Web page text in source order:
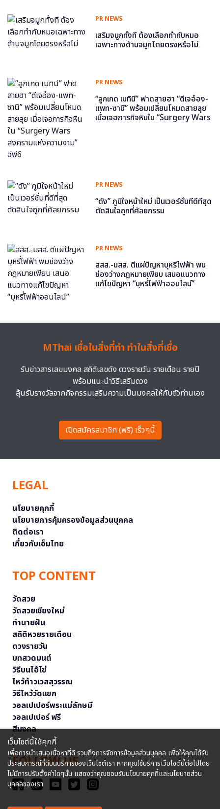
PR NEWS
เสริมจมูกทั้งที ต้องเลือกทำกับหมอ
เฉพาะทางด้านจมูกโดยตรงหรือไม่
PR NEWS
“ลูกเกด เมทินี” ฟาดสายฮา “ดีเจอ๋อง-
แพท-ซานิ” พร้อมเปลี่ยนโหมดสายลุย
เมื่อเจอภารกิจหินใน “Surgery Wars
PR NEWS
“ดัง” ภูมิใจหน้าใหม่ เป็นเวอร์ชั่นที่ดีที่สุด
ตัดสินใจถูกที่ศัลยกรรม
PR NEWS
สสส.-มสส. ตีแผ่ปัญหาบุหรี่ไฟฟ้า พบ
ช่องว่างกฎหมายเพียบ เสนอแนวทาง
แก้ไขปัญหา “บุหรี่ไฟฟ้าออนไลน์”
MThai เชื่อในสิ่งที่ทำ ทำในสิ่งที่เชื่อ
รับข่าวสารเลขมงคล สถิติเลขดัง ดวงรายวัน รายเดือน รายปี
พร้อมแนะนำวิธีเสริมดวง
ลุ้นรับรางวัลจากกิจกรรมเสริมความเป็นมงคลให้กับตัวท่านเอง
เปิดสมัครสมาชิก (ฟรี) เร็วๆนี้
LEGAL
นโยบายคุกกี้
นโยบายการคุ้มครองข้อมูลส่วนบุคคล
ติดต่อเรา
เกี่ยวกับเอ็มไทย
TOP CONTENT
วัดสวย
วัดสวยเชียงใหม่
ทำนายฝัน
สถิติหวยรายเดือน
ดวงรายวัน
บทสวดมนต์
วิธีบนไอ้ไข่
ไหว้ท้าวเวสสุวรรณ
วิธีไหว้วัดแขก
วอลเปเปอร์พระแม่ลักษมี
วอลเปเปอร์ ฟรี
สีมงคล
FOLLOW US
เว็บไซต์นี้ใช้คุกกี้
เพื่อการนำเสนอเนื้อหาที่ดี รวมถึงการจัดการข้อมูลส่วนบุคคล เพื่อให้คุณได้รับ
ประสบการณ์ที่ดีบนบริการของเว็บไซต์เรา หากคุณใช้บริการเว็บไซต์นี้ต่อไปโดย
ไม่มีการปรับตั้งค่าใดๆนั้น แสดงว่าคุณยอมรับนโยบายคุกกี้และนโยบายส่วน
บุคคลของเรา